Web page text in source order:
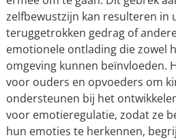
zelfbewustzijn kan resulteren in
teruggetrokken gedrag of
emotionele ontlading die zowel
omgeving kunnen beïnvloeden.
voor ouders en opvoeders om
ondersteunen bij het
voor emotieregulatie, zodat ze
hun emoties te herkennen,